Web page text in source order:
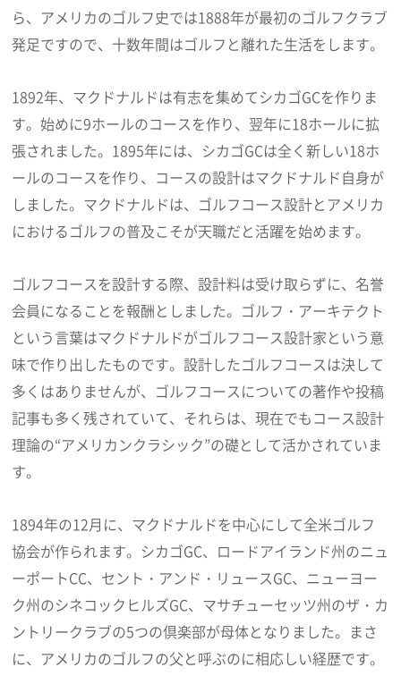
ら、アメリカのゴルフ史では1888年が最初のゴルフクラブ
発足ですので、十数年間はゴルフと離れた生活をします。
1892年、マクドナルドは有志を集めてシカゴGCを作りま
す。始めに9ホールのコースを作り、翌年に18ホールに拡
張されました。1895年には、シカゴGCは全く新しい18ホ
ールのコースを作り、コースの設計はマクドナルド自身が
しました。マクドナルドは、ゴルフコース設計とアメリカ
におけるゴルフの普及こそが天職だと活躍を始めます。
ゴルフコースを設計する際、設計料は受け取らずに、名誉
会員になることを報酬としました。ゴルフ・アーキテクト
という言葉はマクドナルドがゴルフコース設計家という意
味で作り出したものです。設計したゴルフコースは決して
多くはありませんが、ゴルフコースについての著作や投稿
記事も多く残されていて、それらは、現在でもコース設計
理論の“アメリカンクラシック”の礎として活かされていま
す。
1894年の12月に、マクドナルドを中心にして全米ゴルフ
協会が作られます。シカゴGC、ロードアイランド州のニュ
ーポートCC、セント・アンド・リュースGC、ニューヨー
ク州のシネコックヒルズGC、マサチューセッツ州のザ・カ
ントリークラブの5つの倶楽部が母体となりました。まさ
に、アメリカのゴルフの父と呼ぶのに相応しい経歴です。